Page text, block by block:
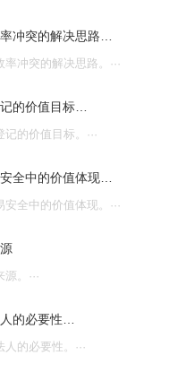
冲突的解决思路…
冲突的解决思路。···
的价值目标…
的价值目标。···
全中的价值体现…
全中的价值体现。···
。···
的必要性…
的必要性。···